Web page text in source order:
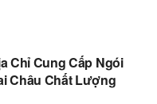
Chỉ Cung Cấp Ngói
Châu Chất Lượng